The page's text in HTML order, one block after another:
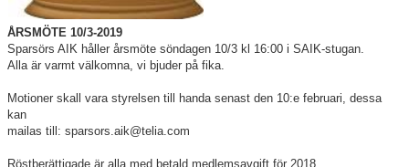
För spelare/barn
För ledare
SAIK-shopen
ÅRSMÖTE 10/3-2019
Sparsörs AIK håller årsmöte söndagen 10/3 kl 16:00 i SAIK-stugan.
Alla är varmt välkomna, vi bjuder på fika.
Motioner skall vara styrelsen till handa senast den 10:e februari, dessa
kan
mailas till: sparsors.aik@telia.com
Röstberättigade är alla med betald medlemsavgift för 2018.